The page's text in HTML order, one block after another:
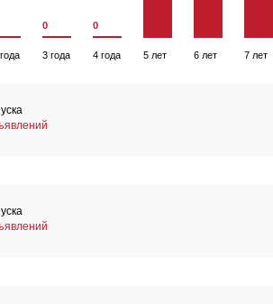
0
3 года
0
4 года 5 лет 6 лет 7 лет